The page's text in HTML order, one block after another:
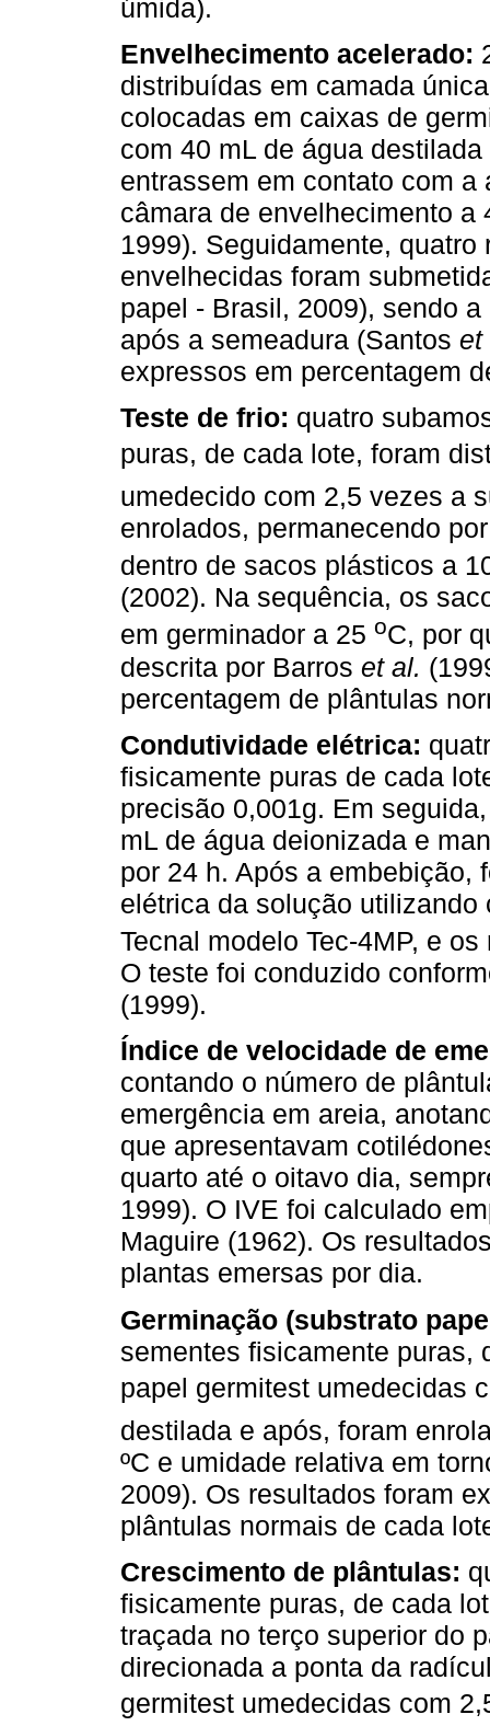
úmida).
Envelhecimento acelerado:
distribuídas em camada
colocadas em caixas de
com 40 mL de água
entrassem em contato com
câmara de envelhecimento a
1999). Seguidamente,
envelhecidas foram
papel - Brasil, 2009), sendo
após a semeadura (Santos et
expressos em percentagem
Teste de frio: quatro
puras, de cada lote, foram
umedecido com 2,5 vezes a
enrolados, permanecendo
dentro de sacos plásticos a
(2002). Na sequência, os
em germinador a 25 oC, por
descrita por Barros et al.
percentagem de plântulas
Condutividade elétrica:
fisicamente puras de cada
precisão 0,001g. Em
mL de água deionizada e
por 24 h. Após a embebição,
elétrica da solução
Tecnal modelo Tec-4MP, e
O teste foi conduzido
(1999).
Índice de velocidade de
contando o número de
emergência em areia,
que apresentavam
quarto até o oitavo dia,
1999). O IVE foi calculado
Maguire (1962). Os
plantas emersas por dia.
Germinação (substrato
sementes fisicamente puras,
papel germitest
destilada e após, foram
ºC e umidade relativa em
2009). Os resultados foram
plântulas normais de cada
Crescimento de plântulas:
fisicamente puras, de cada
traçada no terço superior do
direcionada a ponta da
germitest umedecidas com